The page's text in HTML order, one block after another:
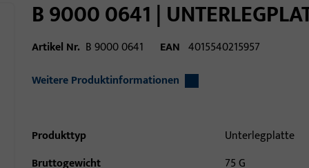
B 9000 0641 |
Artikel Nr. B 9000 0641 EAN 4015540215957
Weitere Produktinformationen
Produkttyp
Unterlegplatte
Bruttogewicht
75 G